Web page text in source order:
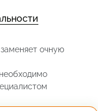
очную